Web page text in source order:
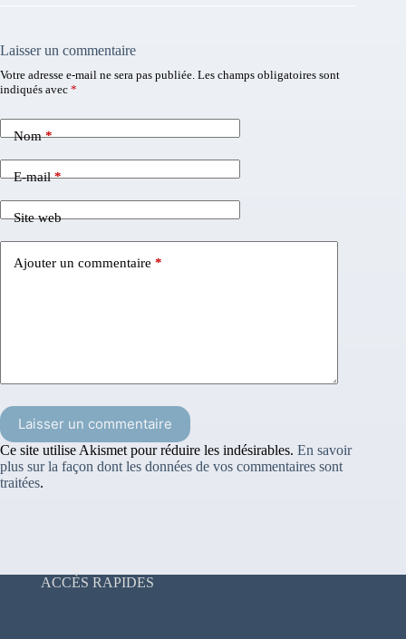
Laisser un commentaire
Votre adresse e-mail ne sera pas publiée. Les champs obligatoires sont
indiqués avec *
Nom*
E-mail*
Site web
Ajouter un commentaire *
Laisser un commentaire
Ce site utilise Akismet pour réduire les indésirables. En savoir
plus sur la façon dont les données de vos commentaires sont
traitées.
ACCÈS RAPIDES